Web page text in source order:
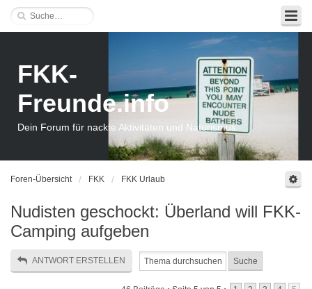
FKK-
Freunde.info
Dein Forum für nackte Aktivitäten und Naturismus
Foren-Übersicht FKK FKK Urlaub
Nudisten geschockt: Überland will FKK-
Camping aufgeben
ANTWORT ERSTELLEN